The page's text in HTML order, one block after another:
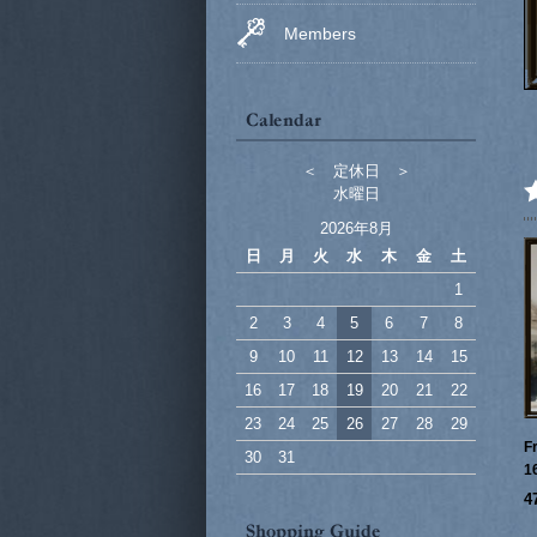
Members
＜ 定休日 ＞
水曜日
2026年8月
日
月 火 水 木 金
土
1
2
3 4 5 6 7
8
9
10 11 12 13 14
15
16
17 18 19 20 21
22
23
24 25 26 27 28
29
30
31